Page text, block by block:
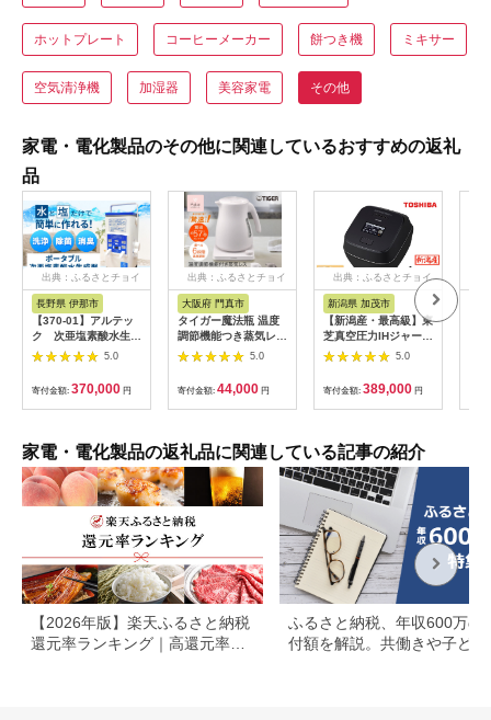
ホットプレート コーヒーメーカー 餅つき機 ミキサー
空気清浄機 加湿器 美容家電 その他
家電・電化製品のその他に関連しているおすすめの返礼
品
出典：ふるさとチョイ
ス
長野県 伊那市
【370-01】アルテッ
ク 次亜塩素酸水生成
器 アルトロン・ミ
5.0
寄付金額: 370,000 円
出典：ふるさとチョイ
ス
大阪府 門真市
タイガー魔法瓶 温度
調節機能つき蒸気レス
電気ケトル 1.2L PTV-
A120【HC チェスナ
ッツグレー、WG グレ
イッシュホワイト】大
阪府門真市 家電 電化
活家電 新生活 新生活
応援
5.0
寄付金額: 44,000 円
出典：ふるさとチョイ
新潟県 加茂市
【新潟産・最高級】東
芝真空圧力IHジャー炊
飯器 炎匠炊き RC-
10ZWX(K) 5.5合
《2025年モデル》
5.0
寄付金額: 389,000 円
家電・電化製品の返礼品に関連している記事の紹介
【2026年版】楽天ふるさと納税
還元率ランキング｜高還元率返
ふるさと納税、年収600万の
付額を解説。共働きや子ども